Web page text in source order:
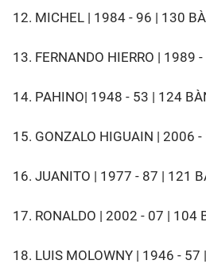
12. MICHEL | 1984 - 96 | 130
13. FERNANDO HIERRO | 1989
14. PAHINO| 1948 - 53 | 124
15. GONZALO HIGUAIN | 2006
16. JUANITO | 1977 - 87 | 121
17. RONALDO | 2002 - 07 | 104
18. LUIS MOLOWNY | 1946 - 57